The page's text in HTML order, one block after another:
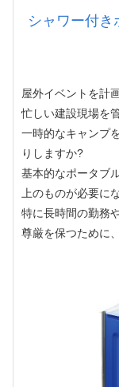
シャワー付き
屋外イベントを計
忙しい建設現場を
一時的なキャンプ
りしますか?
基本的なポータブ
上のものが必要に
特に長時間の勤務
尊厳を保つために